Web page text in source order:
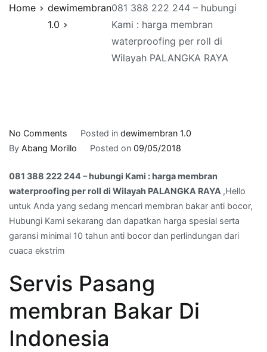
Home
dewimembran
1.0
081 388 222 244 – hubungi
Kami : harga membran
waterproofing per roll di
Wilayah PALANGKA RAYA
No Comments
081
222
244
–
hubungi
Kami
membran
per
di
Posted in dewimembran 1.0
By Abang Morillo Posted on 09/05/2018
081 388 222 244 – hubungi Kami : harga membran
waterproofing per roll di Wilayah PALANGKA RAYA ,Hello
untuk Anda yang sedang mencari membran bakar anti bocor,
Hubungi Kami sekarang dan dapatkan harga spesial serta
garansi minimal 10 tahun anti bocor dan perlindungan dari
cuaca ekstrim
Servis Pasang
membran Bakar Di
Indonesia